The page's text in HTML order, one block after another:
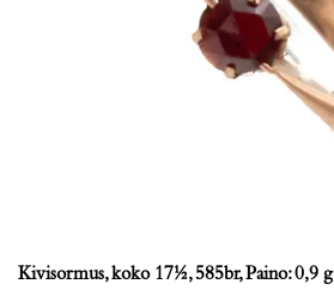
Kivisormus, koko 17½, 585br, Paino: 0,9 g